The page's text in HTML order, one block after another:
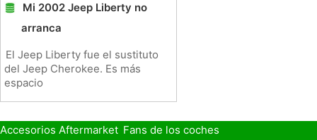
Mi 2002 Jeep Liberty no
arranca
El Jeep Liberty fue el sustituto
del Jeep Cherokee. Es más
espacio
Accesorios Aftermarket Fans de los coches